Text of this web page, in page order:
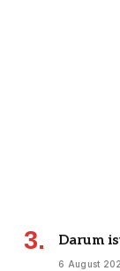
Darum
6 August